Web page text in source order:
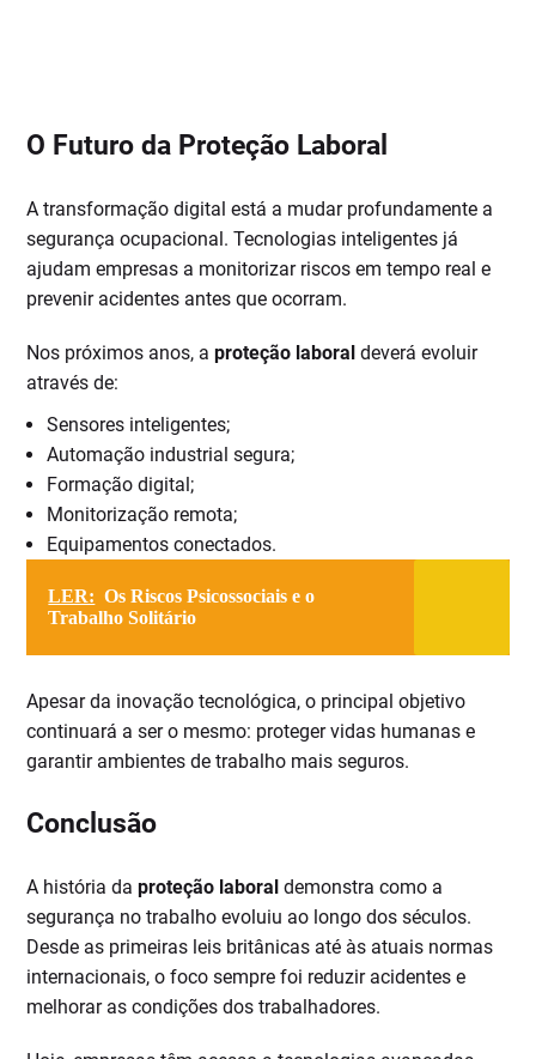
O Futuro da Proteção Laboral
A transformação digital está a mudar profundamente a
segurança ocupacional. Tecnologias inteligentes já
ajudam empresas a monitorizar riscos em tempo real e
prevenir acidentes antes que ocorram.
Nos próximos anos, aproteção laboraldeverá evoluir
através de:
Sensores inteligentes;
Automação industrial segura;
Formação digital;
Monitorização remota;
Equipamentos conectados.
LER: Os Riscos Psicossociais e o
Trabalho Solitário​
Apesar da inovação tecnológica, o principal objetivo
continuará a ser o mesmo: proteger vidas humanas e
garantir ambientes de trabalho mais seguros.
Conclusão
A história daproteção laboraldemonstra como a
segurança no trabalho evoluiu ao longo dos séculos.
Desde as primeiras leis britânicas até às atuais normas
internacionais, o foco sempre foi reduzir acidentes e
melhorar as condições dos trabalhadores.